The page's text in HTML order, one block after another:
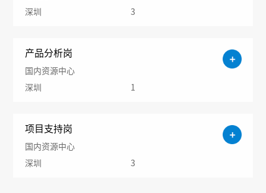
深圳
3
产品分析岗
国内资源中心
深圳
1
项目支持岗
国内资源中心
深圳
3